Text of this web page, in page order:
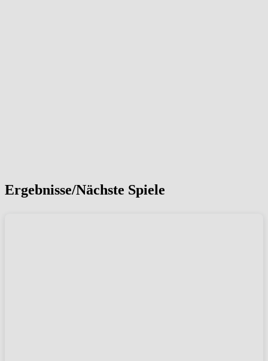
Ergebnisse/Nächste Spiele